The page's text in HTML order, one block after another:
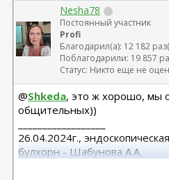
Nesha78
Постоянный участник
Profi
Благодарил(а): 12 182
Поблагодарили: 19 857
Статус: Никто еще не
@Shkeda, это ж хорошо, мы
общительных))
26.04.2024г.,
булхорн - Шабунова А.А.
06.12.2024г., бодилифт,